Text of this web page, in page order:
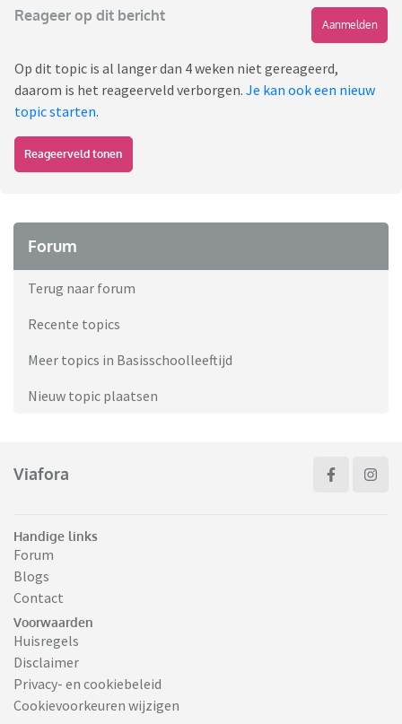
Reageer op dit bericht
Aanmelden
Op dit topic is al langer dan 4 weken niet gereageerd,
daarom is het reageerveld verborgen. Je kan ook een nieuw
topic starten.
Reageerveld tonen
Forum
Terug naar forum
Recente topics
Meer topics in Basisschoolleeftijd
Nieuw topic plaatsen
Viafora
Handige links
Forum
Blogs
Contact
Voorwaarden
Huisregels
Disclaimer
Privacy- en cookiebeleid
Cookievoorkeuren wijzigen